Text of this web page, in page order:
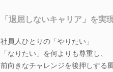
「退屈しないキャリア」を実
社員人ひとりの「やりたい」
「なりたい」を何よりも尊重し、
前向きなチャレンジを後押しする